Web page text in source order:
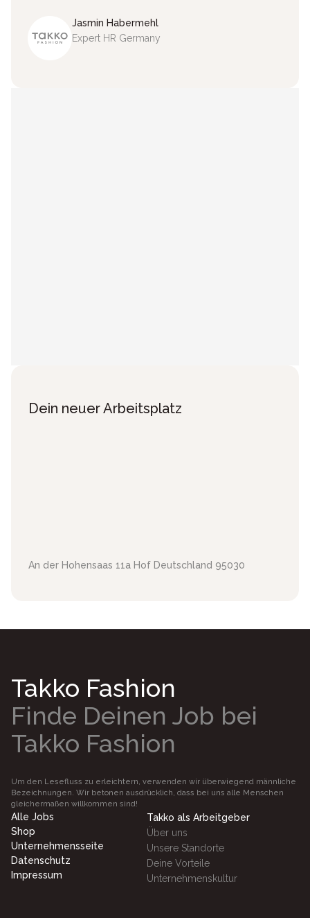
Jasmin Habermehl
Expert HR Germany
Dein neuer Arbeitsplatz
An der Hohensaas 11a Hof Deutschland 95030
Takko Fashion
Finde Deinen Job bei
Takko Fashion
Um den Lesefluss zu erleichtern, verwenden wir überwiegend männliche
Bezeichnungen. Wir betonen ausdrücklich, dass bei uns alle Menschen
gleichermaßen willkommen sind!
Alle Jobs
Shop
Unternehmensseite
Datenschutz
Impressum
Takko als Arbeitgeber
Über uns
Unsere Standorte
Deine Vorteile
Unternehmenskultur